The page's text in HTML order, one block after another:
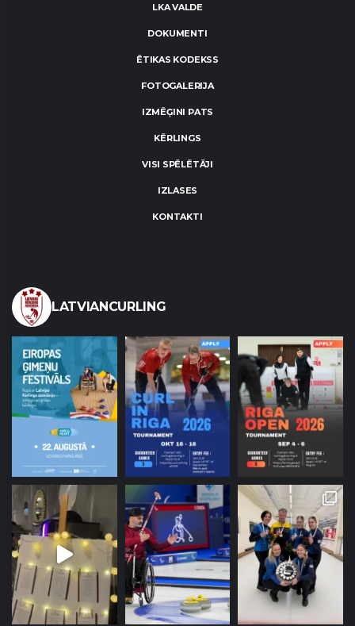
LKA VALDE
DOKUMENTI
ĒTIKAS KODEKSS
FOTOGALERIJA
IZMĒĢINI PATS
KĒRLINGS
VISI SPĒLĒTĀJI
IZLASES
KONTAKTI
LATVIANCURLING